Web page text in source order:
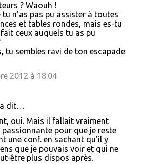
? Waouh !
tu n'as pas pu assister à toutes
et tables rondes, mais es-tu
ceux auquels tu as pu
tu sembles ravi de ton escapade
2012 à 18:04
a dit…
oui. Mais il fallait vraiment
pour que je reste
une conf. en sachant qu'il y
que je pouvais voir et qui ne
être plus dispos après.